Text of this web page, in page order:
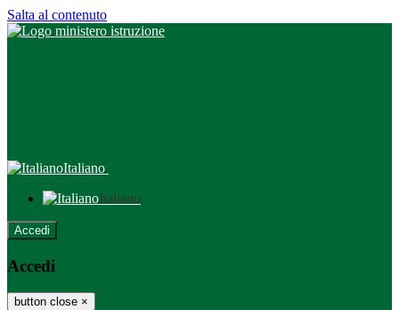
Salta al contenuto
Italiano
Italiano
Accedi
Accedi
button close ×